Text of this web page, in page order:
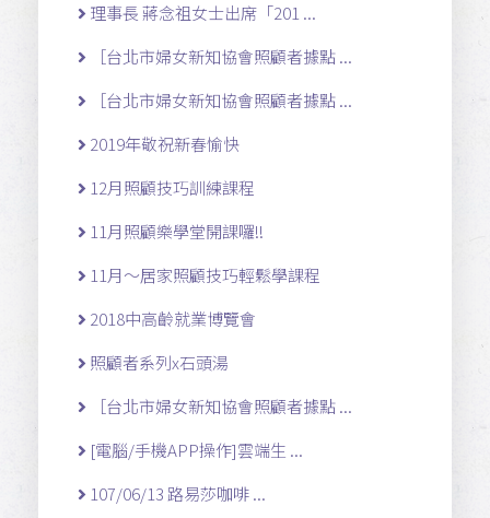
理事長 蔣念祖女士出席「201 ...
［台北市婦女新知協會照顧者據點 ...
［台北市婦女新知協會照顧者據點 ...
2019年敬祝新春愉快
12月照顧技巧訓練課程
11月照顧樂學堂開課囉!!
11月～居家照顧技巧輕鬆學課程
2018中高齡就業博覽會
照顧者系列x石頭湯
［台北市婦女新知協會照顧者據點 ...
[電腦/手機APP操作]雲端生 ...
107/06/13 路易莎咖啡 ...